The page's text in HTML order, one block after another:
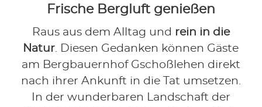
Frische Bergluft genießen
Raus aus dem Alltag und rein in die
Natur. Diesen Gedanken können Gäste
am Bergbauernhof Gschoßlehen direkt
nach ihrer Ankunft in die Tat umsetzen.
In der wunderbaren Landschaft der